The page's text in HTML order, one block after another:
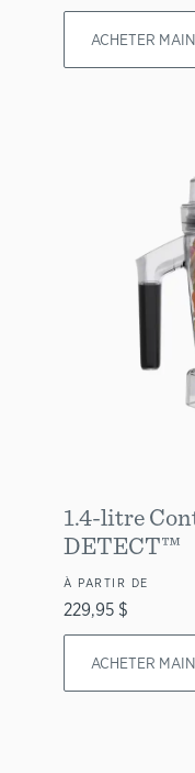
ACHETER
1.4-litre
DETECT™
À PARTIR DE
229,95 $
ACHETER